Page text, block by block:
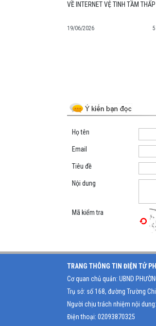
VỀ INTERNET VỆ TINH TẦM THẤP
19/06/2026
Họ tên
Email
Tiêu đề
Nội dung
Mã kiểm tra
TRANG THÔNG TIN ĐIỆN TỬ
Cơ quan chủ quản: UBND
Trụ sở: số 168, đường Trường
Người chịu trách nhiệm nội
Điện thoại: 02093870325